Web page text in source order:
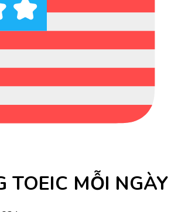
TOEIC MỖI NGÀY